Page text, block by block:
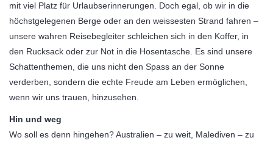
mit viel Platz für Urlaubserinnerungen. Doch egal, ob wir in die
höchstgelegenen Berge oder an den weissesten Strand fahren –
unsere wahren Reisebegleiter schleichen sich in den Koffer, in
den Rucksack oder zur Not in die Hosentasche. Es sind unsere
Schattenthemen, die uns nicht den Spass an der Sonne
verderben, sondern die echte Freude am Leben ermöglichen,
wenn wir uns trauen, hinzusehen.
Hin und weg
Wo soll es denn hingehen? Australien – zu weit, Malediven – zu